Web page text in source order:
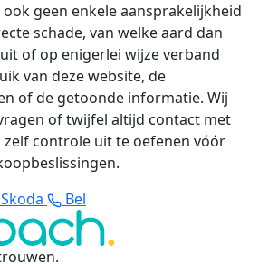
geen enkele aansprakelijkheid
schade, van welke aard dan
of op enigerlei wijze verband
van deze website, de
of de getoonde informatie. Wij
of twijfel altijd contact met
zelf controle uit te oefenen vóór
Bel
.